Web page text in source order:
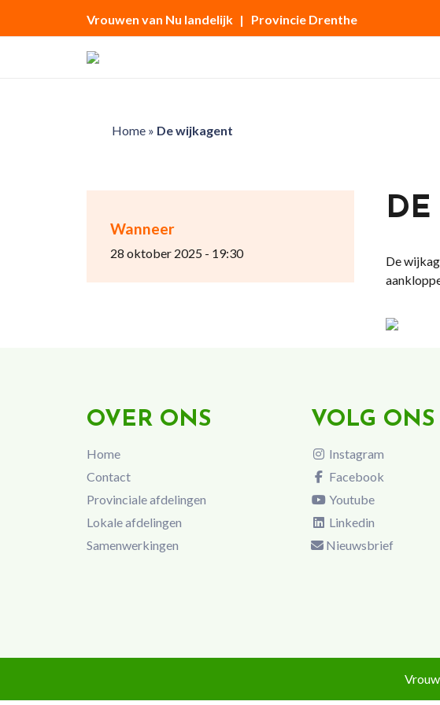
Vrouwen van Nu landelijk | Provincie Drenthe
Home» De wijkagent
Wanneer
28 oktober 2025 - 19:30
DE
De
OVER ONS
Home
Contact
Provinciale afdelingen
Lokale afdelingen
Samenwerkingen
VOLG ONS
Instagram
Facebook
Youtube
Linkedin
Nieuwsbrief